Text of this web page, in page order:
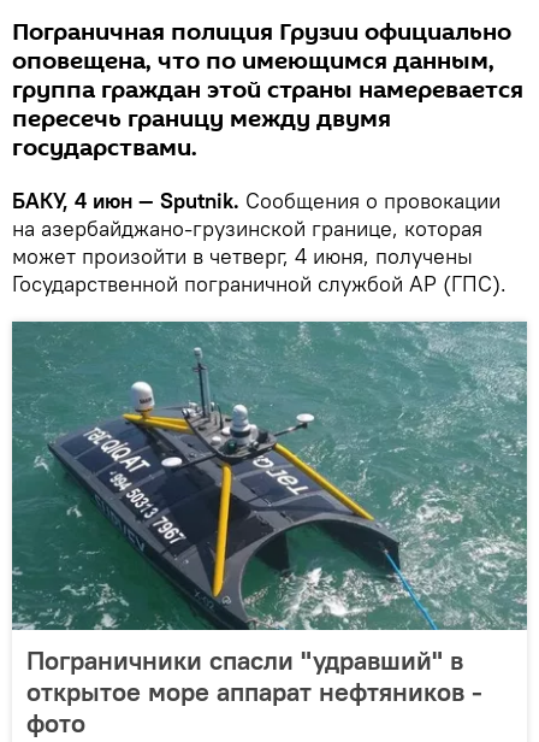
Пограничная полиция Грузии официально
оповещена, что по имеющимся данным,
группа граждан этой страны намеревается
пересечь границу между двумя
государствами.
БАКУ, 4 июн — Sputnik. Сообщения о провокации
на азербайджано-грузинской границе, которая
может произойти в четверг, 4 июня, получены
Государственной пограничной службой АР (ГПС).
Пограничники спасли "удравший" в
открытое море аппарат нефтяников -
фото